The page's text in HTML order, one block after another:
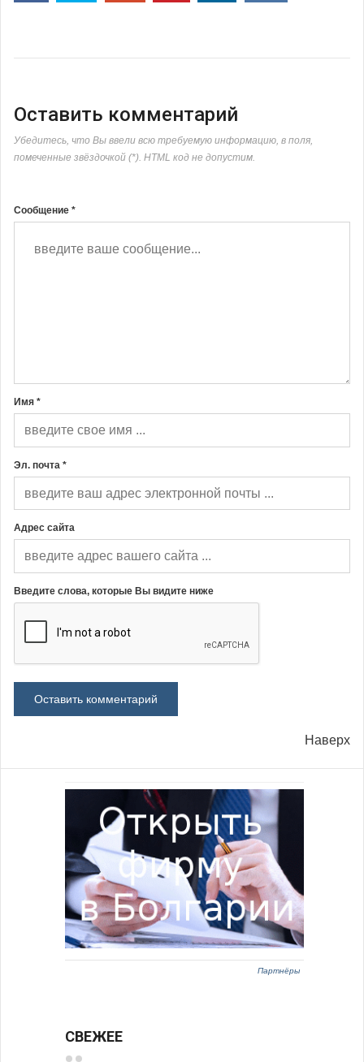
Оставить комментарий
Убедитесь, что Вы ввели всю требуемую информацию, в поля,
помеченные звёздочкой (*). HTML код не допустим.
Сообщение *
Имя *
Эл. почта *
Адрес сайта
Введите слова, которые Вы видите ниже
Наверх
Партнёры
СВЕЖЕЕ